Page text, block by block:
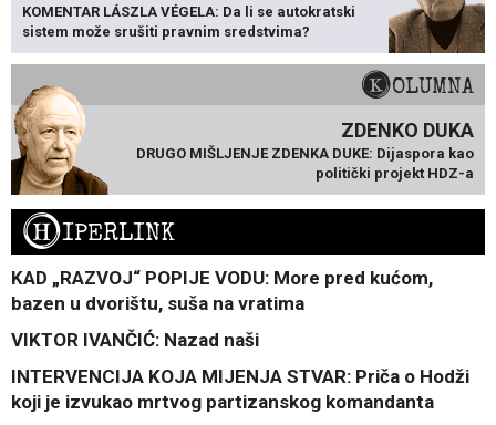
KOMENTAR LÁSZLA VÉGELA: Da li se autokratski
sistem može srušiti pravnim sredstvima?
KOLUMNA
ZDENKO DUKA
DRUGO MIŠLJENJE ZDENKA DUKE: Dijaspora kao
politički projekt HDZ-a
HIPERLINK
KAD „RAZVOJ“ POPIJE VODU: More pred kućom,
bazen u dvorištu, suša na vratima
VIKTOR IVANČIĆ: Nazad naši
INTERVENCIJA KOJA MIJENJA STVAR: Priča o Hodži
koji je izvukao mrtvog partizanskog komandanta